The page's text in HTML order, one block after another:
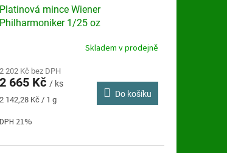
Platinová mince Wiener
Philharmoniker 1/25 oz
produktu
je
4,8
5
Skladem v prodejně
2 202 Kč bez DPH
2 665 Kč / ks
Měrná
2 142,28 Kč / 1 g
Do košíku
DPH 21%